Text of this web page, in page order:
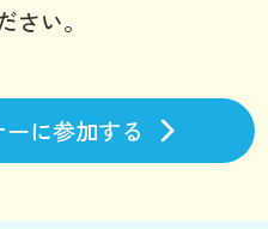
さい。
に参加する